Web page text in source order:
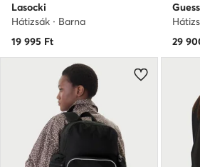
Lasocki
Hátizsák · Barna
19 995 Ft
Guess
29